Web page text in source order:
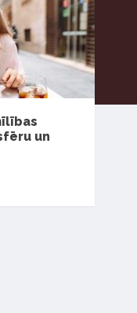
un